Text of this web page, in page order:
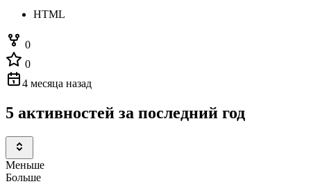
HTML
0
0
4 месяца назад
5 активностей за последний год
Меньше
Больше